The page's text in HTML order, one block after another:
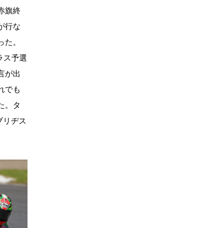
旗終
行な
。
ス予選
が出
でも
。タ
リヂス